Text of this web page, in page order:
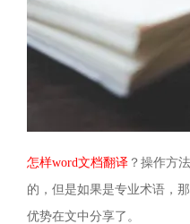
怎样word文档翻译 ？操作方
的，但是如果是专业术语，
优势在文中分享了。